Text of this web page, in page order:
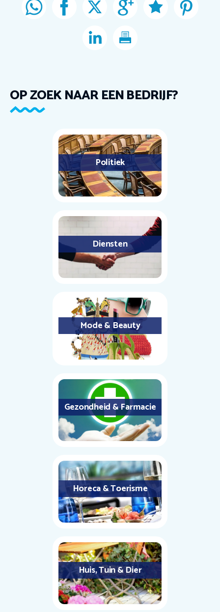
OP ZOEK NAAR EEN BEDRIJF?
Politiek
Diensten
Mode & Beauty
Gezondheid & Farmacie
Horeca & Toerisme
Huis, Tuin & Dier